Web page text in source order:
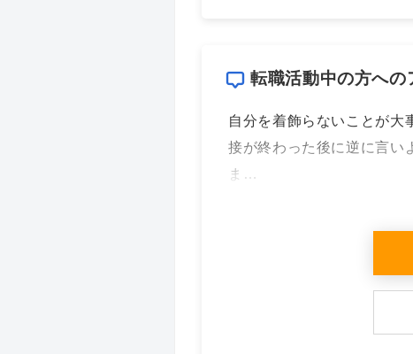
転職活動中の方への
自分を着飾らないことが大
接が終わった後に逆に言い
ま…